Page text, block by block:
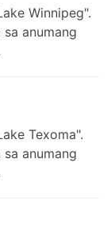
Winnipeg".
anumang
Texoma".
anumang